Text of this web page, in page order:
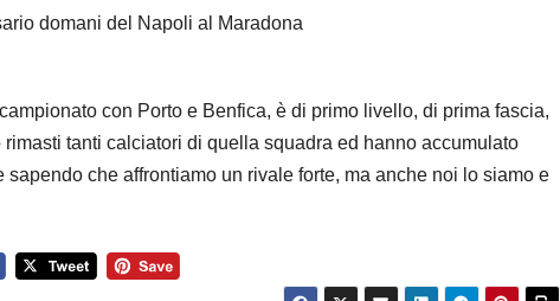
domani del Napoli al Maradona
con Porto e Benfica, è di primo livello, di prima fascia,
rimasti tanti calciatori di quella squadra ed hanno accumulato
sapendo che affrontiamo un rivale forte, ma anche noi lo siamo e